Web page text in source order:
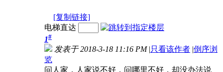
[复制链接]
电梯直达
1#
发表于 2018-3-18 11:16 PM |只看该作者 |倒序浏
览
问人家，人家说不好，问哪里不好，却没办法说